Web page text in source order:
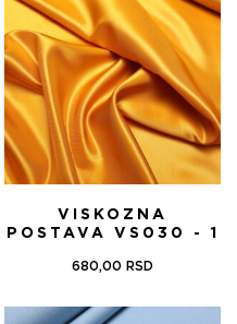
VISKOZNA
POSTAVA VS030 - 1
680,00 RSD